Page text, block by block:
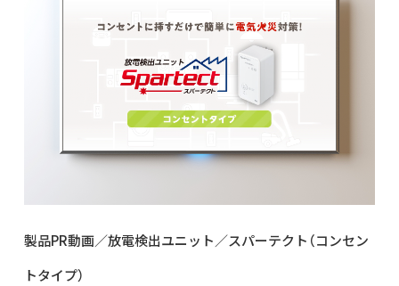
製品PR動画／放電検出ユニット／スパーテクト（コンセン
トタイプ）